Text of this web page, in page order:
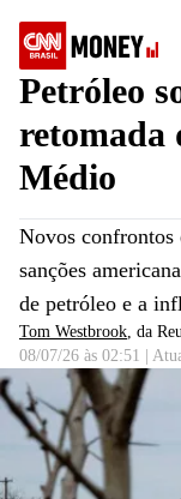
Petróleo
retomada
Médio
Novos confrontos
sanções
de petróleo e a
Tom Westbrook, da
08/07/26 às 02:51